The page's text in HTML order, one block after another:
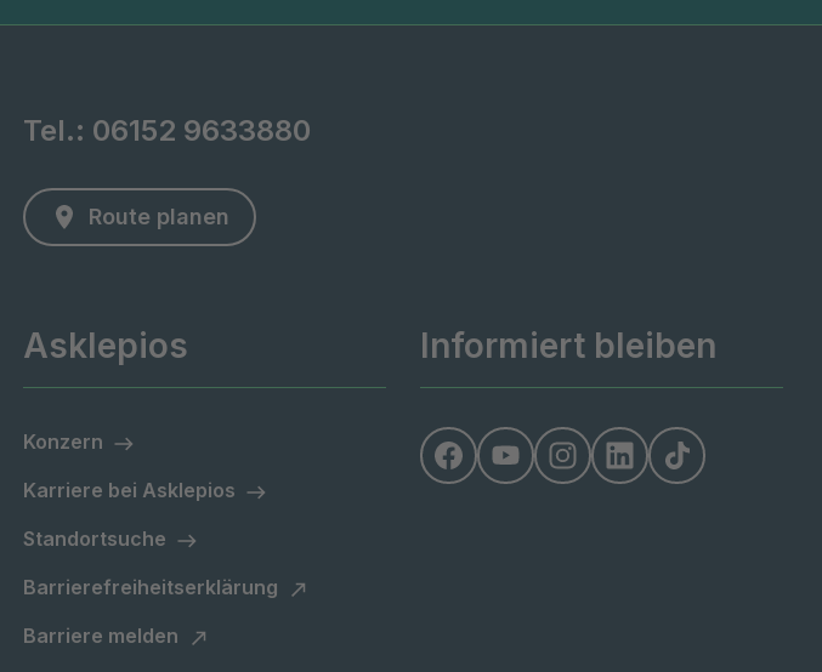
Tel.: 06152 9633880
Route planen
Asklepios
Konzern
Karriere bei Asklepios
Standortsuche
Barrierefreiheitserklärung
Barriere melden
Informiert bleiben